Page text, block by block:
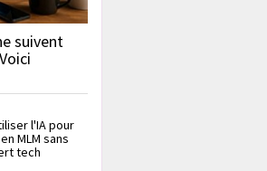
suivent
l'IA pour
MLM sans
tech